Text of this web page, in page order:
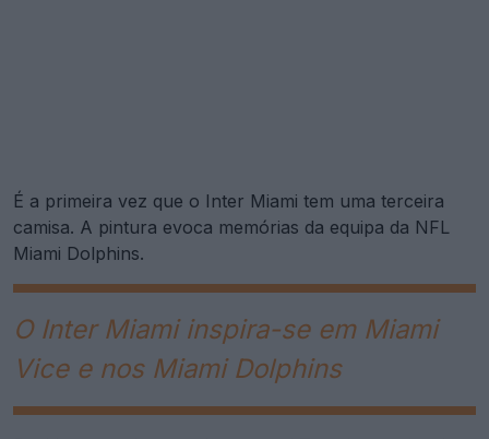
É a primeira vez que o Inter Miami tem uma terceira
camisa. A pintura evoca memórias da equipa da NFL
Miami Dolphins.
O Inter Miami inspira-se em Miami
Vice e nos Miami Dolphins